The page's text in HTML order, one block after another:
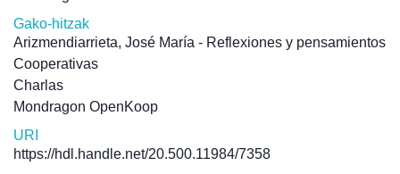
Gako-hitzak
Arizmendiarrieta, José María - Reflexiones y pensamientos
Cooperativas
Charlas
Mondragon OpenKoop
URI
https://hdl.handle.net/20.500.11984/7358